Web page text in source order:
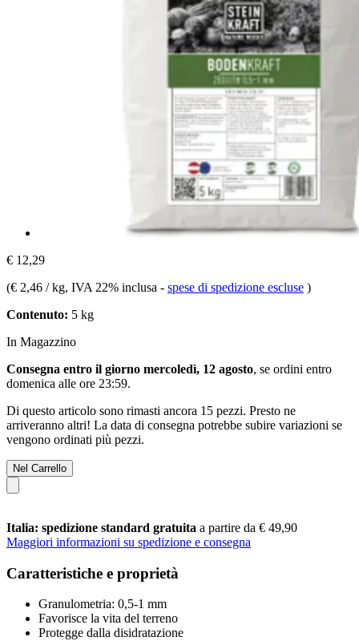
€ 12,29
(€ 2,46 / kg, IVA 22% inclusa - spese di spedizione escluse )
Contenuto: 5 kg
In Magazzino
Consegna entro il giorno mercoledì, 12 agosto, se ordini entro
domenica alle ore 23:59.
Di questo articolo sono rimasti ancora 15 pezzi. Presto ne
arriveranno altri! La data di consegna potrebbe subire variazioni se
vengono ordinati più pezzi.
Nel Carrello
Italia: spedizione standard gratuita a partire da € 49,90
Maggiori informazioni su spedizione e consegna
Caratteristiche e proprietà
Granulometria: 0,5-1 mm
Favorisce la vita del terreno
Protegge dalla disidratazione